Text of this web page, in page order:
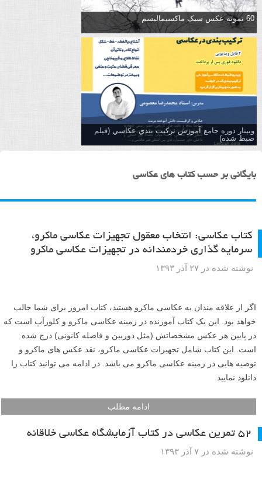
60 نمونه عکس سبک ماکسیمالیسم
وبینار دوره جامع آموزش تركيب بندي عكاسي (فیلم
ضبط شده)
بایگانی بر حسب کتاب های عکاسی
کتاب عکاسی: انتخاب معقول تجهیزات عکاسی ماکرو،
سرمایه گذاری خردمندانه در تجهیزات عکاسی ماکرو
نوشته شده در ۲۷ آذر ۱۳۹۳